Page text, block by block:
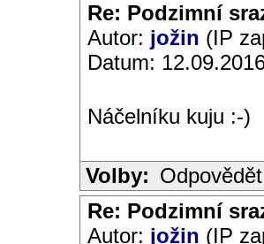
Re: Podzimní
Autor: jožin (IP
Datum:
Náčelníku kuju :-)
Volby:
Re: Podzimní
Autor: jožin (IP